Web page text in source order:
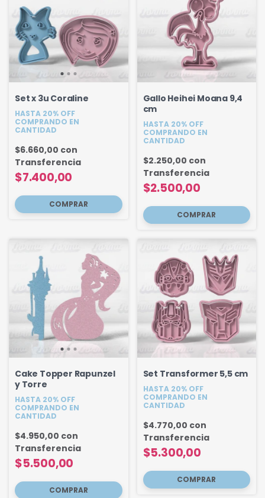
Set x 3u Coraline
HASTA 20% OFF
COMPRANDO EN
CANTIDAD
$7.400,00
$6.660,00 con
Transferencia
Gallo Heihei Moana 9,4
cm
HASTA 20% OFF
COMPRANDO EN
CANTIDAD
$2.500,00
$2.250,00 con
Transferencia
Cake Topper Rapunzel
y Torre
HASTA 20% OFF
COMPRANDO EN
CANTIDAD
$5.500,00
$4.950,00 con
Transferencia
Set Transformer 5,5 cm
HASTA 20% OFF
COMPRANDO EN
CANTIDAD
$5.300,00
$4.770,00 con
Transferencia